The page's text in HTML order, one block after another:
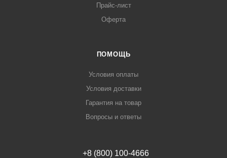
Прайс-лист
Оферта
ПОМОЩЬ
Условия оплаты
Условия доставки
Гарантия на товар
Вопросы и ответы
+8 (800) 100-4666